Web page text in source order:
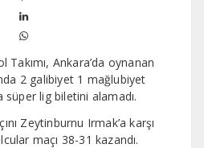
Ankara’da oynanan
2 galibiyet 1 mağlubiyet
lig biletini alamadı.
Zeytinburnu Irmak’a karşı
maçı 38-31 kazandı.